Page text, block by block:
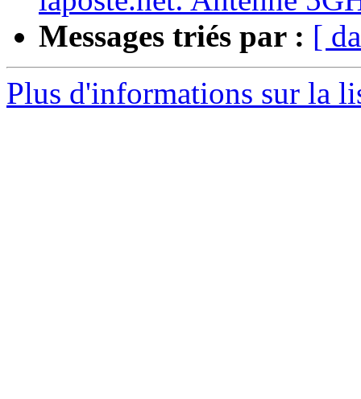
Messages triés par : [
Plus d'informations sur la